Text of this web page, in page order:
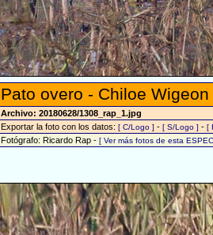
Pato overo - Chiloe
Archivo: 20180628/1308_rap_1.jpg
Exportar la foto con los datos: [ C/Logo ] - [ S/Logo ] - [
Fotógrafo: Ricardo Rap - [ Ver más fotos de esta